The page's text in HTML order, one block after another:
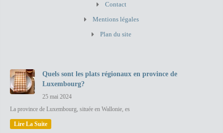
Contact
Mentions légales
Plan du site
Quels sont les plats régionaux en province de
Luxembourg?
25 mai 2024
La province de Luxembourg, située en Wallonie, es
Lire La Suite